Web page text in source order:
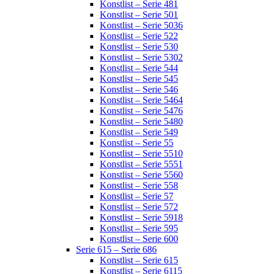
Konstlist – Serie 481
Konstlist – Serie 501
Konstlist – Serie 5036
Konstlist – Serie 522
Konstlist – Serie 530
Konstlist – Serie 5302
Konstlist – Serie 544
Konstlist – Serie 545
Konstlist – Serie 546
Konstlist – Serie 5464
Konstlist – Serie 5476
Konstlist – Serie 5480
Konstlist – Serie 549
Konstlist – Serie 55
Konstlist – Serie 5510
Konstlist – Serie 5551
Konstlist – Serie 5560
Konstlist – Serie 558
Konstlist – Serie 57
Konstlist – Serie 572
Konstlist – Serie 5918
Konstlist – Serie 595
Konstlist – Serie 600
Serie 615 – Serie 686
Konstlist – Serie 615
Konstlist – Serie 6115